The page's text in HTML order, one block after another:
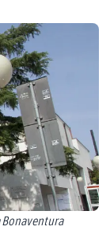
Bonaventura